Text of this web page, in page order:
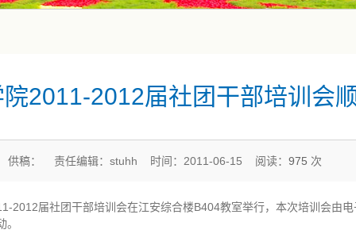
2011-2012届社团干部培训会
供稿： 责任编辑：stuhh 时间：2011-06-15 阅读： 975 次
2012届社团干部培训会在江安综合楼B404教室举行，本次培训会由